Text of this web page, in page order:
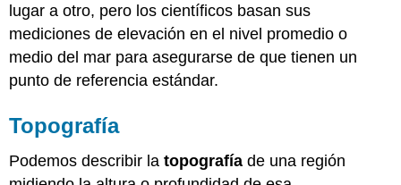
lugar a otro, pero los científicos basan sus
mediciones de elevación en el nivel promedio o
medio del mar para asegurarse de que tienen un
punto de referencia estándar.
Topografía
Podemos describir latopografía de una región